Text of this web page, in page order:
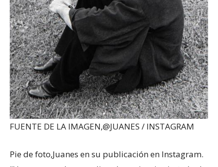
FUENTE DE LA IMAGEN,@JUANES / INSTAGRAM
Pie de foto,Juanes en su publicación en Instagram.